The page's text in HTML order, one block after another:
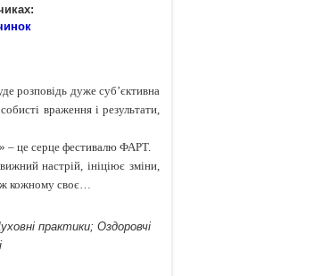
розповідь дуже суб’єктивна
враження і результати,
– це серце фестивалю ФАРТ.
настрій, ініціює зміни,
ж кожному своє…
практики; Оздоровчі